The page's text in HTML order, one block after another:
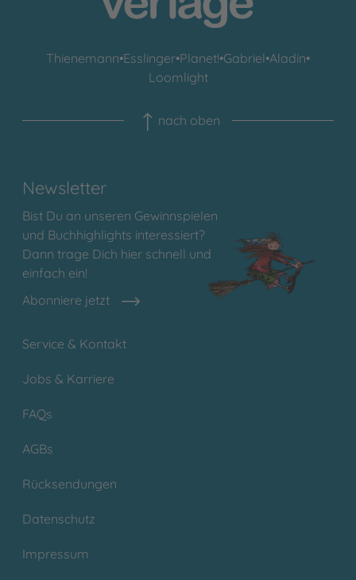
Thienemann•Esslinger•Planet!•Gabriel•Aladin•
Loomlight
nach oben
Newsletter
Bist Du an unseren Gewinnspielen
und Buchhighlights interessiert?
Dann trage Dich hier schnell und
einfach ein!
Abonniere jetzt
Service & Kontakt
Jobs & Karriere
FAQs
AGBs
Rücksendungen
Datenschutz
Impressum